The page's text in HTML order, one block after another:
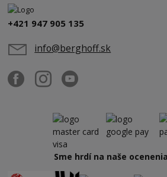
+421 947 905 135
info@berghoff.sk
Sme hrdí na naše